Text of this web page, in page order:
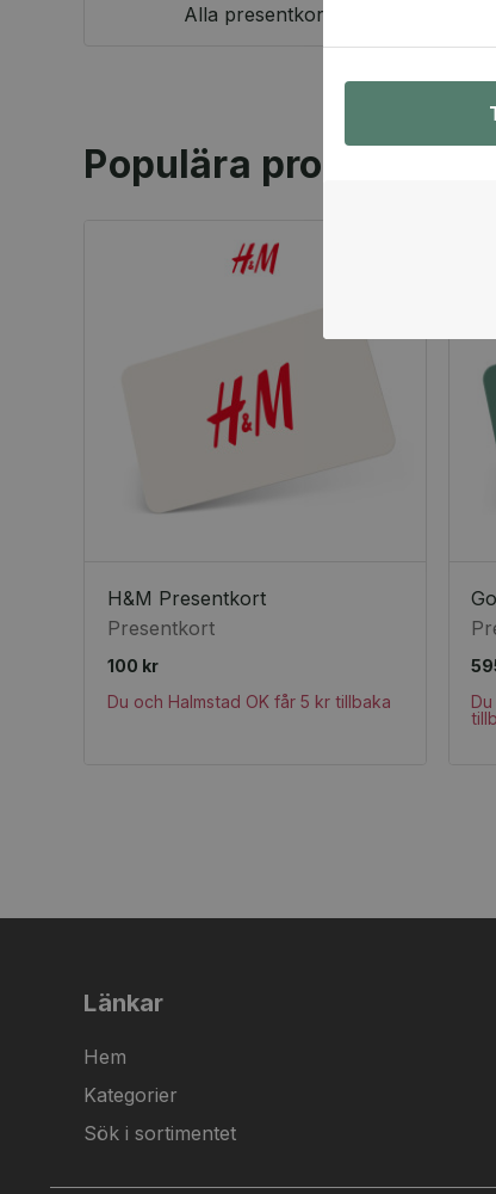
Alla presentkort
Populära produkter
H&M Presentkort
Presentkort
100 kr
Du och Halmstad OK får 5 kr tillbaka
Länkar
Hem
Kategorier
Sök i sortimentet